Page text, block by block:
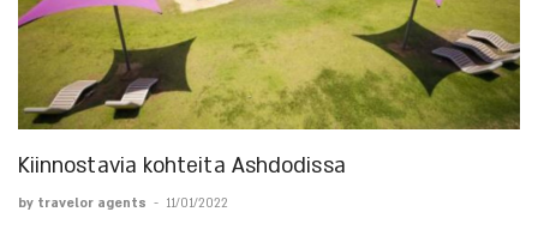
Kiinnostavia kohteita Ashdodissa
by travelor agents - 11/01/2022